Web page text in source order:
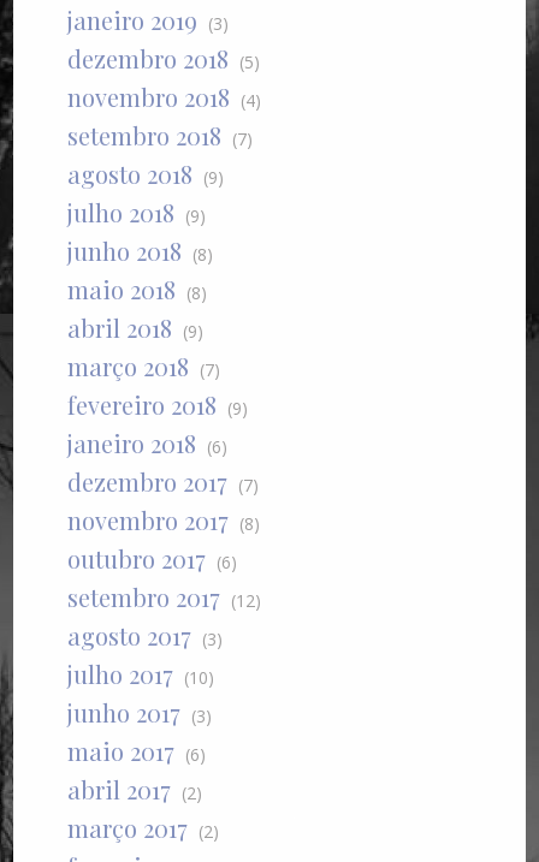
janeiro 2019 (3)
dezembro 2018 (5)
novembro 2018 (4)
setembro 2018 (7)
agosto 2018 (9)
julho 2018 (9)
junho 2018 (8)
maio 2018 (8)
abril 2018 (9)
março 2018 (7)
fevereiro 2018 (9)
janeiro 2018 (6)
dezembro 2017 (7)
novembro 2017 (8)
outubro 2017 (6)
setembro 2017 (12)
agosto 2017 (3)
julho 2017 (10)
junho 2017 (3)
maio 2017 (6)
abril 2017 (2)
março 2017 (2)